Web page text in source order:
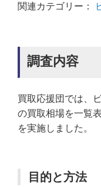
関連カテゴリー：
調査内容
買取応援団では、
の買取相場を一覧
を実施しました。
目的と方法